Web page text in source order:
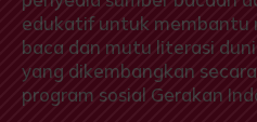
edukatif untuk membantu
baca dan mutu literasi
yang dikembangkan
program sosial Gerakan